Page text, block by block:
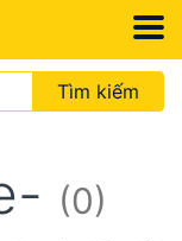
Tìm kiếm
(0)